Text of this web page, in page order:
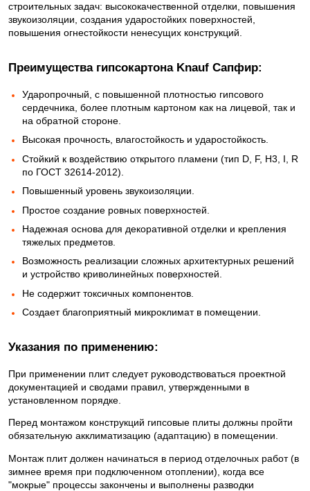
строительных задач: высококачественной отделки, повышения
звукоизоляции, создания ударостойких поверхностей,
повышения огнестойкости ненесущих конструкций.
Преимущества гипсокартона Knauf Сапфир:
Ударопрочный, с повышенной плотностью гипсового
сердечника, более плотным картоном как на лицевой, так и
на обратной стороне.
Высокая прочность, влагостойкость и ударостойкость.
Стойкий к воздействию открытого пламени (тип D, F, Н3, I, R
по ГОСТ 32614-2012).
Повышенный уровень звукоизоляции.
Простое создание ровных поверхностей.
Надежная основа для декоративной отделки и крепления
тяжелых предметов.
Возможность реализации сложных архитектурных решений
и устройство криволинейных поверхностей.
Не содержит токсичных компонентов.
Создает благоприятный микроклимат в помещении.
Указания по применению:
При применении плит следует руководствоваться проектной
документацией и сводами правил, утвержденными в
установленном порядке.
Перед монтажом конструкций гипсовые плиты должны пройти
обязательную акклиматизацию (адаптацию) в помещении.
Монтаж плит должен начинаться в период отделочных работ (в
зимнее время при подключенном отоплении), когда все
"мокрые" процессы закончены и выполнены разводки